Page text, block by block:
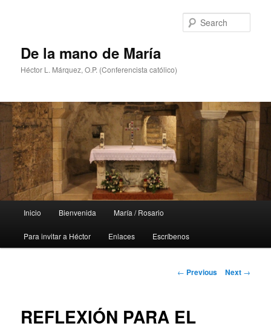
De la mano de María
Héctor L. Márquez, O.P. (Conferencista católico)
Inicio Bienvenida María / Rosario
Para invitar a Héctor Enlaces Escríbenos
Post
← Previous Next →
REFLEXIÓN PARA EL